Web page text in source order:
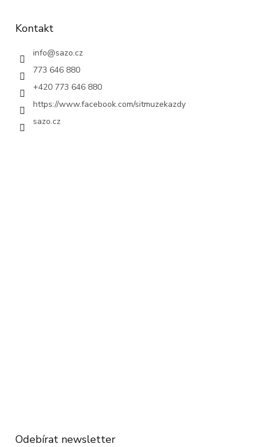
Kontakt
info@sazo.cz
773 646 880
+420 773 646 880
https://www.facebook.com/sitmuzekazdy
sazo.cz
Odebírat newsletter